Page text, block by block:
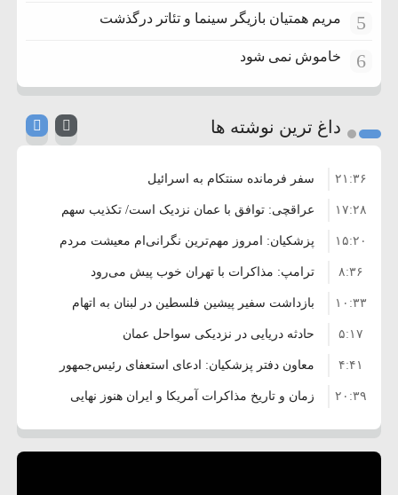
5 مریم همتیان بازیگر سینما و تئاتر درگذشت
6 خاموش نمی شود
داغ ترین نوشته ها
سفر فرمانده سنتکام به اسرائیل ۲۱:۳۶
عراقچی: توافق با عمان نزدیک است/ تکذیب سهم
۱۱ درصدی ایران از خزر
۱۷:۲۸
پزشکیان: امروز مهم‌ترین نگرانی‌ام معیشت مردم
است
۱۵:۲۰
ترامپ: مذاکرات با تهران خوب پیش می‌رود ۸:۳۶
بازداشت سفیر پیشین فلسطین در لبنان به اتهام
فساد و اختلاس اموال
۱۰:۳۳
حادثه دریایی در نزدیکی سواحل عمان ۵:۱۷
معاون دفتر پزشکیان: ادعای استعفای رئیس‌جمهور
واهی و کذب محض است
۴:۴۱
زمان و تاریخ مذاکرات آمریکا و ایران هنوز نهایی
نشده است
۲۰:۳۹
وزیر جنگ آمریکا: ماشین جنگی ما آماده حمله ۶:۵۰